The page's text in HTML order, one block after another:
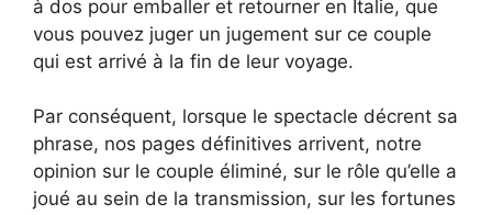
à dos pour emballer et retourner en Italie, que
vous pouvez juger un jugement sur ce couple
qui est arrivé à la fin de leur voyage.
Par conséquent, lorsque le spectacle décrent sa
phrase, nos pages définitives arrivent, notre
opinion sur le couple éliminé, sur le rôle qu’elle a
joué au sein de la transmission, sur les fortunes